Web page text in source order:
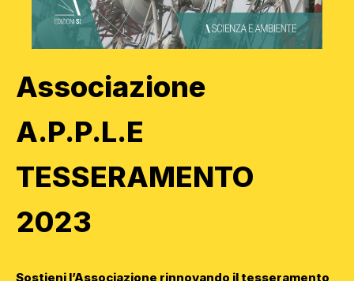
Associazione
A.P.P.L.E
TESSERAMENTO
2023
Sostieni l’Associazione rinnovando il tesseramento